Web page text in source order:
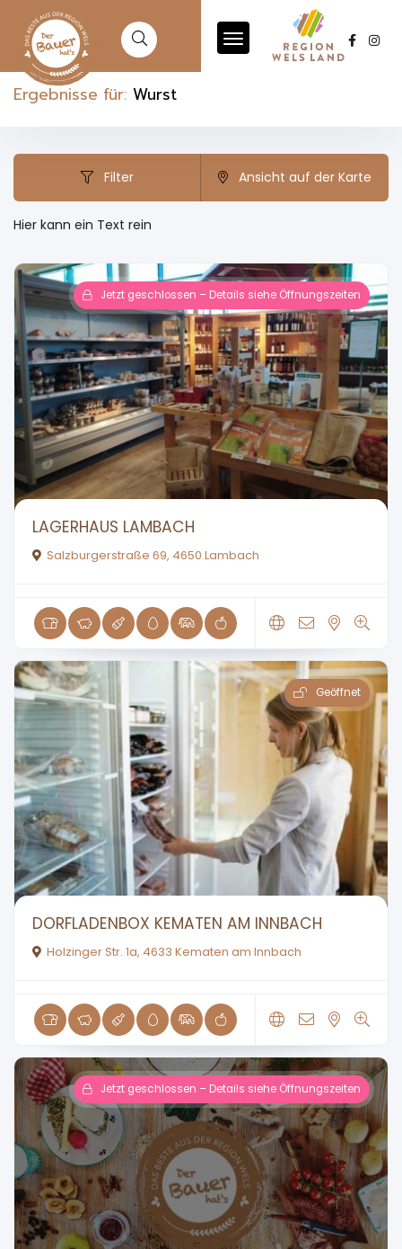
Ergebnisse für: Wurst
Filter Ansicht auf der Karte
Hier kann ein Text rein
Jetzt geschlossen – Details siehe Öffnungszeiten
LAGERHAUS LAMBACH
Salzburgerstraße 69, 4650 Lambach
Geöffnet
DORFLADENBOX KEMATEN AM INNBACH
Holzinger Str. 1a, 4633 Kematen am Innbach
Jetzt geschlossen – Details siehe Öffnungszeiten